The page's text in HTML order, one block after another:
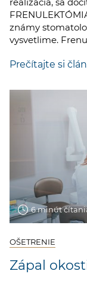
známy
vysvetlime.
Prečítajte si
6 minút
OŠETRENIE
Zápal